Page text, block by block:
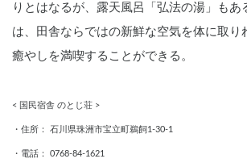
りとはなるが、露天風呂「弘法の湯」もあ
は、田舎ならではの新鮮な空気を体に取り
癒やしを満喫することができる。
< 国民宿舎 のとじ荘 >
・住所： 石川県珠洲市宝立町鵜飼1-30-1
・電話： 0768-84-1621